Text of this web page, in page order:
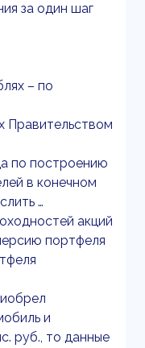
за один шаг
– по
Правительством
по построению
в конечном
…
акций
портфеля
и
руб., то данные